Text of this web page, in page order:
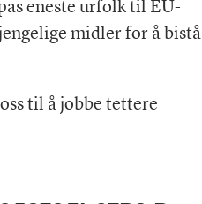
eneste urfolk til EU-
midler for å bistå
til å jobbe tettere